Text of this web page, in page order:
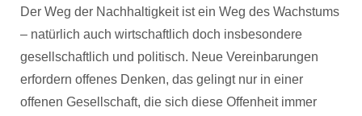
Der Weg der Nachhaltigkeit ist ein Weg des Wachstums
– natürlich auch wirtschaftlich doch insbesondere
gesellschaftlich und politisch. Neue Vereinbarungen
erfordern offenes Denken, das gelingt nur in einer
offenen Gesellschaft, die sich diese Offenheit immer